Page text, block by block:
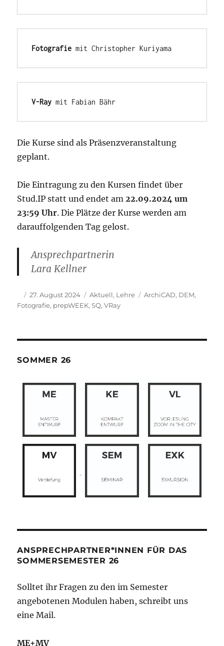
Fotografie mit Christopher Kuriyama
V-Ray mit Fabian Bähr
Die Kurse sind als Präsenzveranstaltung
geplant.
Die Eintragung zu den Kursen findet über
Stud.IP statt und endet am22.09.2024 um
23:59 Uhr. Die Plätze der Kurse werden am
darauffolgenden Tag gelost.
Ansprechpartnerin
Lara Kellner
Autor
Veröffentlicht
am
27. August 2024 Kategorien
Aktuell, Lehre Schlagwörter
ArchiCAD, DEM,
Fotografie, prepWEEK,SQ,VRay
SOMMER 26
ANSPRECHPARTNER*INNEN FÜR DAS
SOMMERSEMESTER 26
Solltet ihr Fragen zu den im Semester
angebotenen Modulen haben, schreibt uns
eine Mail.
ME+MV